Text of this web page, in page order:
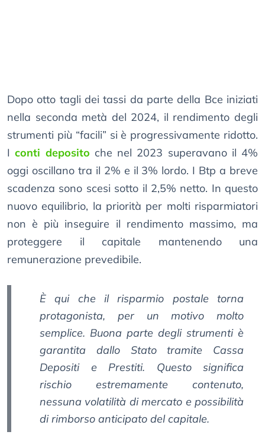
Dopo otto tagli dei tassi da parte della Bce iniziati
nella seconda metà del 2024, il rendimento degli
strumenti più “facili” si è progressivamente ridotto.
Iconti deposito che nel 2023 superavano il 4%
oggi oscillano tra il 2% e il 3% lordo. I Btp a breve
scadenza sono scesi sotto il 2,5% netto. In questo
nuovo equilibrio, la priorità per molti risparmiatori
non è più inseguire il rendimento massimo, ma
proteggere il capitale mantenendo una
remunerazione prevedibile.
È qui che il risparmio postale torna
protagonista, per un motivo molto
semplice. Buona parte degli strumenti è
garantita dallo Stato tramite Cassa
Depositi e Prestiti. Questo significa
rischio estremamente contenuto,
nessuna volatilità di mercato e possibilità
di rimborso anticipato del capitale.